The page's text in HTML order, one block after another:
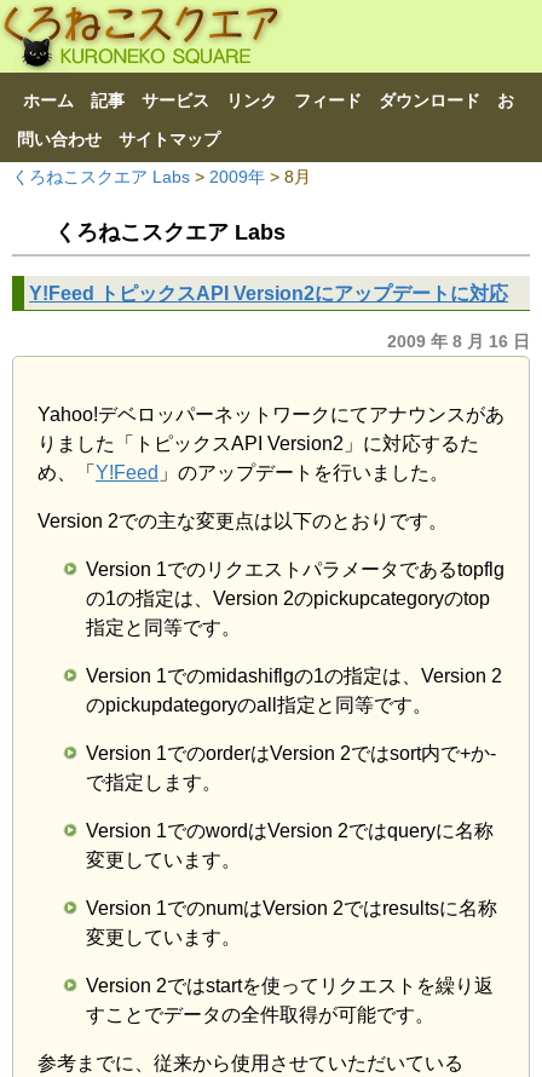
ホーム 記事 サービス リンク フィード ダウンロード お
問い合わせ サイトマップ
くろねこスクエア Labs > 2009年 > 8月
くろねこスクエア Labs
Y!Feed トピックスAPI Version2にアップデートに対応
2009 年 8 月 16 日
Yahoo!デベロッパーネットワークにてアナウンスがあ
りました「トピックスAPI Version2」に対応するた
め、「 Y!Feed 」のアップデートを行いました。
Version 2での主な変更点は以下のとおりです。
Version 1でのリクエストパラメータであるtopflg
の1の指定は、Version 2のpickupcategoryのtop
指定と同等です。
Version 1でのmidashiflgの1の指定は、Version 2
のpickupdategoryのall指定と同等です。
Version 1でのorderはVersion 2ではsort内で+か-
で指定します。
Version 1でのwordはVersion 2ではqueryに名称
変更しています。
Version 1でのnumはVersion 2ではresultsに名称
変更しています。
Version 2ではstartを使ってリクエストを繰り返
すことでデータの全件取得が可能です。
参考までに、従来から使用させていただいている